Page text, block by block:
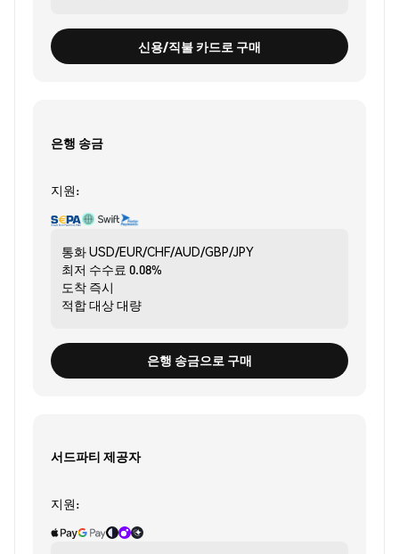
신용/직불 카드로 구매
은행 송금
지원:
통화USD/EUR/CHF/AUD/GBP/JPY
최저 수수료 0.08%
도착 즉시
적합 대상대량
은행 송금으로 구매
서드파티 제공자
지원: